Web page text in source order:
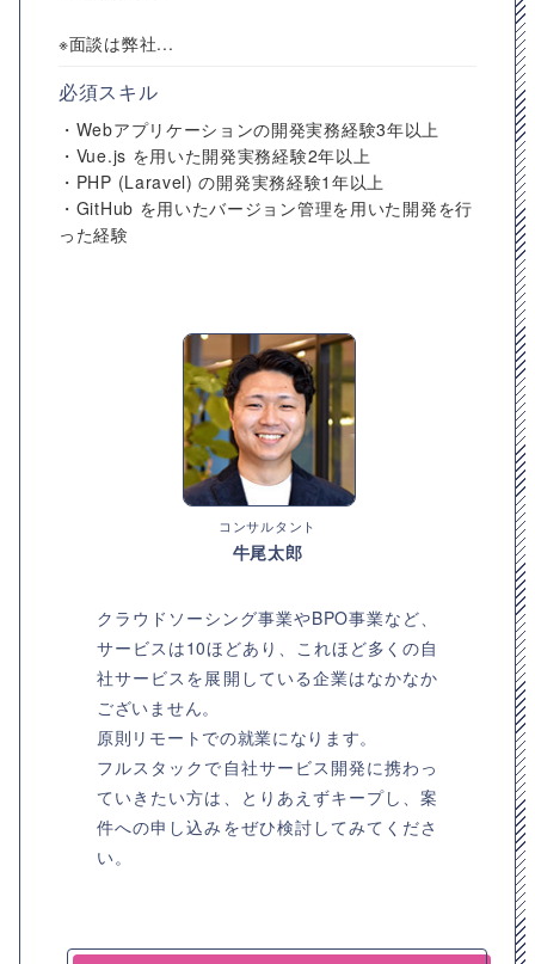
※面談は弊社...
必須スキル
・Webアプリケーションの開発実務経験3年以上
・Vue.js を用いた開発実務経験2年以上
・PHP (Laravel) の開発実務経験1年以上
・GitHub を用いたバージョン管理を用いた開発を行
った経験
コンサルタント
牛尾太郎
クラウドソーシング事業やBPO事業など、
サービスは10ほどあり、これほど多くの自
社サービスを展開している企業はなかなか
ございません。
原則リモートでの就業になります。
フルスタックで自社サービス開発に携わっ
ていきたい方は、とりあえずキープし、案
件への申し込みをぜひ検討してみてくださ
い。